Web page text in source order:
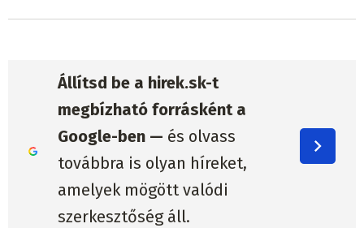
Állítsd be a hirek.sk-t
megbízható forrásként a
Google-ben — és olvass
továbbra is olyan híreket,
amelyek mögött valódi
szerkesztőség áll.